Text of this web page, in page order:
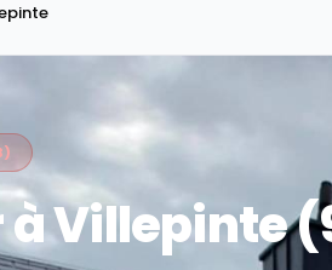
)
àVillepinte(